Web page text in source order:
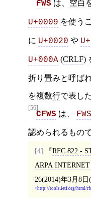
FWS は、 空白
U+0009 を使う
に U+0020 や
U+000A (CRLF)
折り畳みと呼ば
を複数行で表し
[56]
CFWS は、 FWS
認められるもので
[4]
RFC 822 -
ARPA
26(2014)年3月8
http://tools.ietf.org/html/